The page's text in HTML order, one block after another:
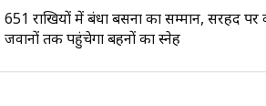
651 राखियों में बंधा बसना का सम्मान, सरहद पर
जवानों तक पहुंचेगा बहनों का स्नेह